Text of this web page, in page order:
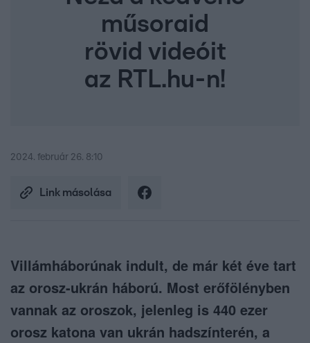
műsoraid
rövid videóit
az RTL.hu-n!
2024. február 26. 8:10
Link másolása
Villámháborúnak indult, de már két éve tart
az orosz-ukrán háború. Most erőfölényben
vannak az oroszok, jelenleg is 440 ezer
orosz katona van ukrán hadszínterén, a